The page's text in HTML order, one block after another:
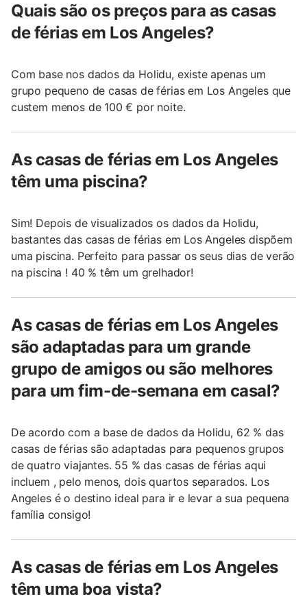
Quais são os preços para as casas
de férias em Los Angeles?
Com base nos dados da Holidu, existe apenas um
grupo pequeno de casas de férias em Los Angeles que
custem menos de 100 € por noite.
As casas de férias em Los Angeles
têm uma piscina?
Sim! Depois de visualizados os dados da Holidu,
bastantes das casas de férias em Los Angeles dispõem
uma piscina. Perfeito para passar os seus dias de verão
na piscina ! 40 % têm um grelhador!
As casas de férias em Los Angeles
são adaptadas para um grande
grupo de amigos ou são melhores
para um fim-de-semana em casal?
De acordo com a base de dados da Holidu, 62 % das
casas de férias são adaptadas para pequenos grupos
de quatro viajantes. 55 % das casas de férias aqui
incluem , pelo menos, dois quartos separados. Los
Angeles é o destino ideal para ir e levar a sua pequena
família consigo!
As casas de férias em Los Angeles
têm uma boa vista?